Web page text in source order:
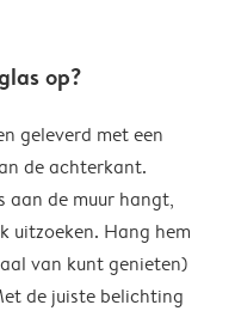
op?
geleverd met een
de achterkant.
aan de muur hangt,
uitzoeken. Hang hem
van kunt genieten)
de juiste belichting